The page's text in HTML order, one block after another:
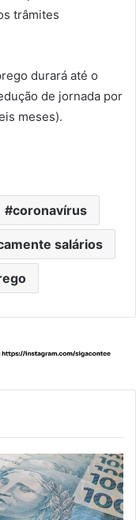
trâmites
durará até o
de jornada por
meses).
coronavírus
salários